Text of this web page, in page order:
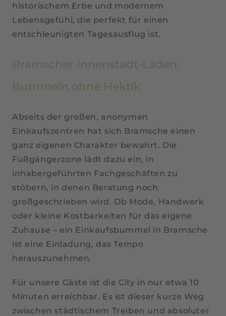
historischem Erbe und modernem
Lebensgefühl, die perfekt für einen
entschleunigten Tagesausflug ist.
Bramscher Innenstadt-Läden:
Bummeln ohne Hektik
Abseits der großen, anonymen
Einkaufszentren hat sich Bramsche einen
ganz eigenen Charakter bewahrt. Die
Fußgängerzone lädt dazu ein, in
inhabergeführten Fachgeschäften zu
stöbern, in denen Beratung noch
großgeschrieben wird. Ob Mode, Handwerk
oder kleine Kostbarkeiten für das eigene
Zuhause – ein Einkaufsbummel in Bramsche
ist eine Einladung, das Tempo
herauszunehmen.
Für unsere Gäste ist die City in nur etwa 10
Minuten erreichbar. Es ist dieser kurze Weg
zwischen städtischem Treiben und absoluter